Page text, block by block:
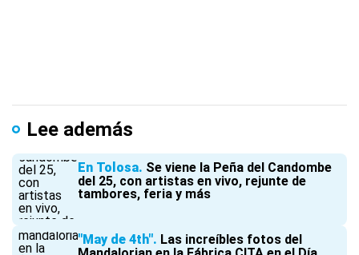
Lee además
En Tolosa Se viene la Peña del Candombe
del 25, con artistas en vivo, rejunte de
tambores, feria y más
"May de 4th" Las increíbles fotos del